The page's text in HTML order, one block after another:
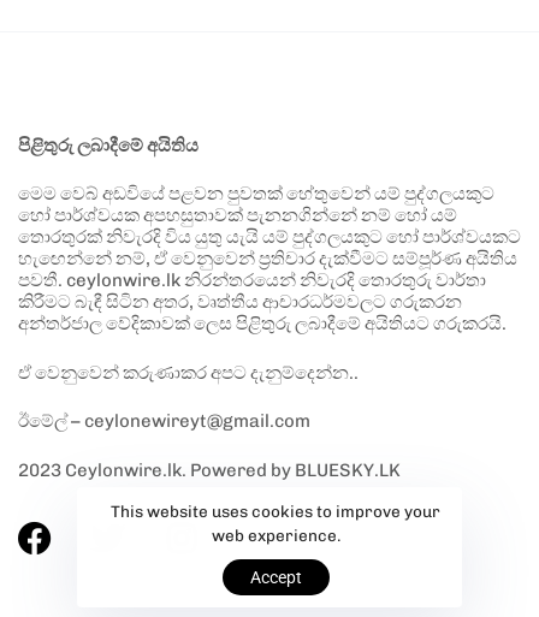
පිළිතුරු ලබාදීමේ අයිතිය
මෙම වෙබ් අඩවියේ පළවන පුවතක් හේතුවෙන් යම් පුද්ගලයකුට
හෝ පාර්ශ්වයක අපහසුතාවක් පැනනගින්නේ නම් හෝ යම්
තොරතුරක් නිවැරදි විය යුතු යැයි යම් පුද්ගලයකුට හෝ පාර්ශ්වයකට
හැඟෙන්නේ නම්, ඒ වෙනුවෙන් ප්‍රතිචාර දැක්වීමට සම්පූර්ණ අයිතිය
පවතී. ceylonwire.lk නිරන්තරයෙන් නිවැරදි තොරතුරු වාර්තා
කිරීමට බැඳී සිටින අතර, වෘත්තීය ආචාරධර්මවලට ගරුකරන
අන්තර්ජාල වේදිකාවක් ලෙස පිළිතුරු ලබාදීමේ අයිතියට ගරුකරයි.
ඒ වෙනුවෙන් කරුණාකර අපට දැනුම්දෙන්න..
ඊමේල් – ceylonewireyt@gmail.com
2023 Ceylonwire.lk. Powered by BLUESKY.LK
This website uses cookies to improve your
web experience.
Accept